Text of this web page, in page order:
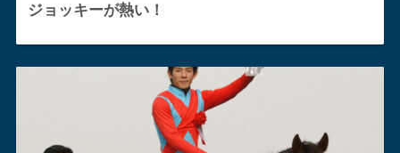
ジョッキーが熱い！